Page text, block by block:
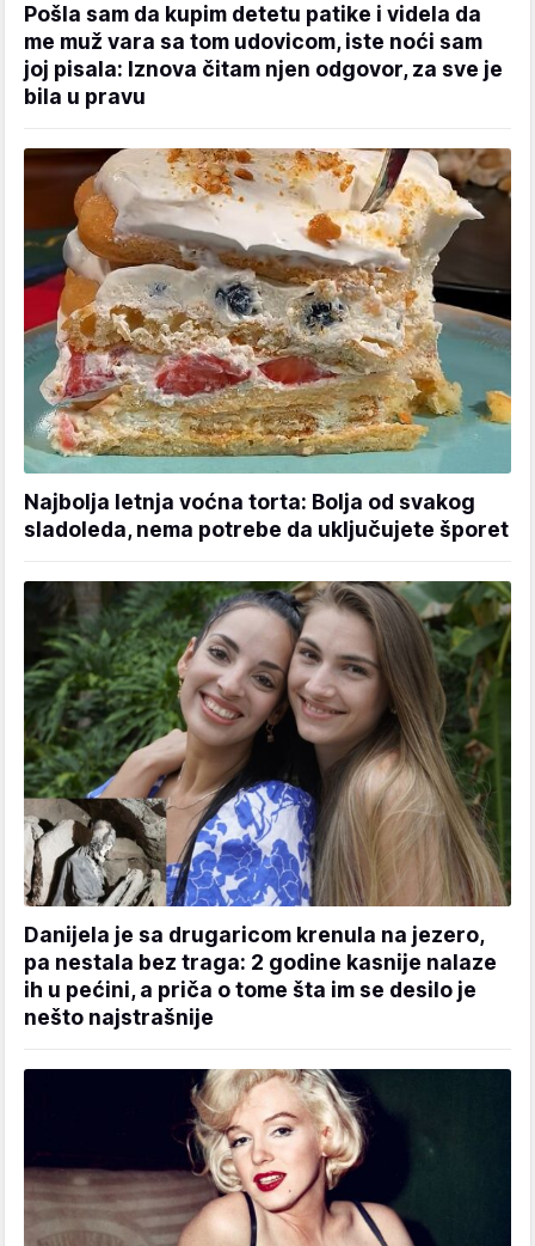
Pošla sam da kupim detetu patike i videla da
me muž vara sa tom udovicom, iste noći sam
joj pisala: Iznova čitam njen odgovor, za sve je
bila u pravu
Najbolja letnja voćna torta: Bolja od svakog
sladoleda, nema potrebe da uključujete šporet
Danijela je sa drugaricom krenula na jezero,
pa nestala bez traga: 2 godine kasnije nalaze
ih u pećini, a priča o tome šta im se desilo je
nešto najstrašnije